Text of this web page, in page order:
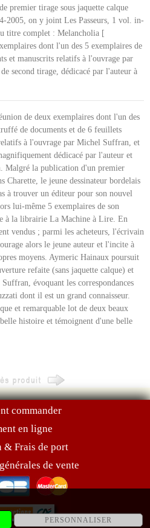
premier tirage sous jaquette calque
2005, on y joint Les Passeurs, 1 vol. in-
titre complet : Melancholia [
dont l'un des 5 exemplaires de
et manuscrits relatifs à l'ouvrage par
second tirage, dédicacé par l'auteur à
de deux exemplaires dont l'un des
de documents et de 6 feuillets
à l'ouvrage par Michel Suffran, et
dédicacé par l'auteur et
Malgré la publication d'un premier
Charette, le jeune dessinateur bordelais
à trouver un éditeur pour son nouvel
lui-même 5 exemplaires de son
à la librairie La Machine à Lire. En
vendus ; parmi les acheteurs, l'écrivain
alors le jeune auteur et l'incite à
moyens. Aymeric Hainaux poursuit
refaite (sans jaquette calque) et
évoquant les correspondances
dont il est un grand connaisseur.
et remarquable lot de deux beaux
histoire et témoignent d'une belle
commander
en ligne
& Frais de port
de vente
PERSONNALISER